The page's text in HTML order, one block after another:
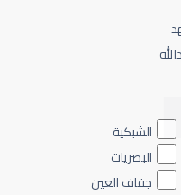
الشبكية
البصريات
جفاف العين